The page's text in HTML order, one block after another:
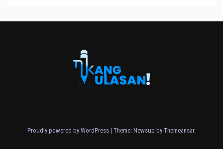
Proudly powered by WordPress | Theme: Newsup by Themeansar.